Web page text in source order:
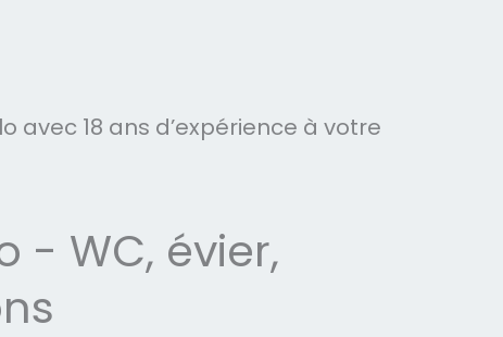
18 ans d’expérience à votre
- WC, évier,